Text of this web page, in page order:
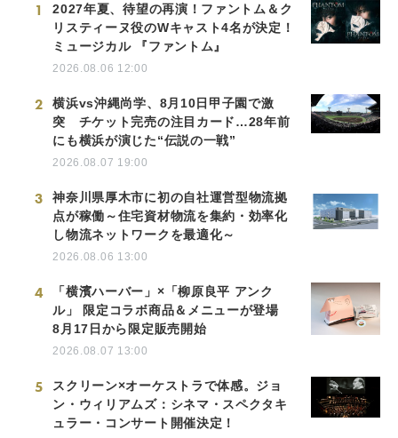
1
2027年夏、待望の再演！ファントム＆ク
リスティーヌ役のWキャスト4名が決定！
ミュージカル 『ファントム』
2026.08.06 12:00
2
横浜vs沖縄尚学、8月10日甲子園で激
突 チケット完売の注目カード…28年前
にも横浜が演じた“伝説の一戦”
2026.08.07 19:00
3
神奈川県厚木市に初の自社運営型物流拠
点が稼働～住宅資材物流を集約・効率化
し物流ネットワークを最適化～
2026.08.06 13:00
4
「横濱ハーバー」×「柳原良平 アンク
ル」 限定コラボ商品＆メニューが登場
8月17日から限定販売開始
2026.08.07 13:00
5
スクリーン×オーケストラで体感。ジョ
ン・ウィリアムズ：シネマ・スペクタキ
ュラー・コンサート開催決定！